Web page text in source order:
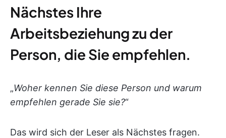
Nächstes Ihre
Arbeitsbeziehung zu der
Person, die Sie empfehlen.
„Woher kennen Sie diese Person und warum
empfehlen gerade Sie sie?“
Das wird sich der Leser als Nächstes fragen.